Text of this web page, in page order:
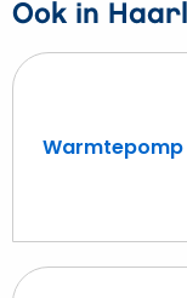
Ook in
Warmtepomp
Lees
Warmtepomp
in